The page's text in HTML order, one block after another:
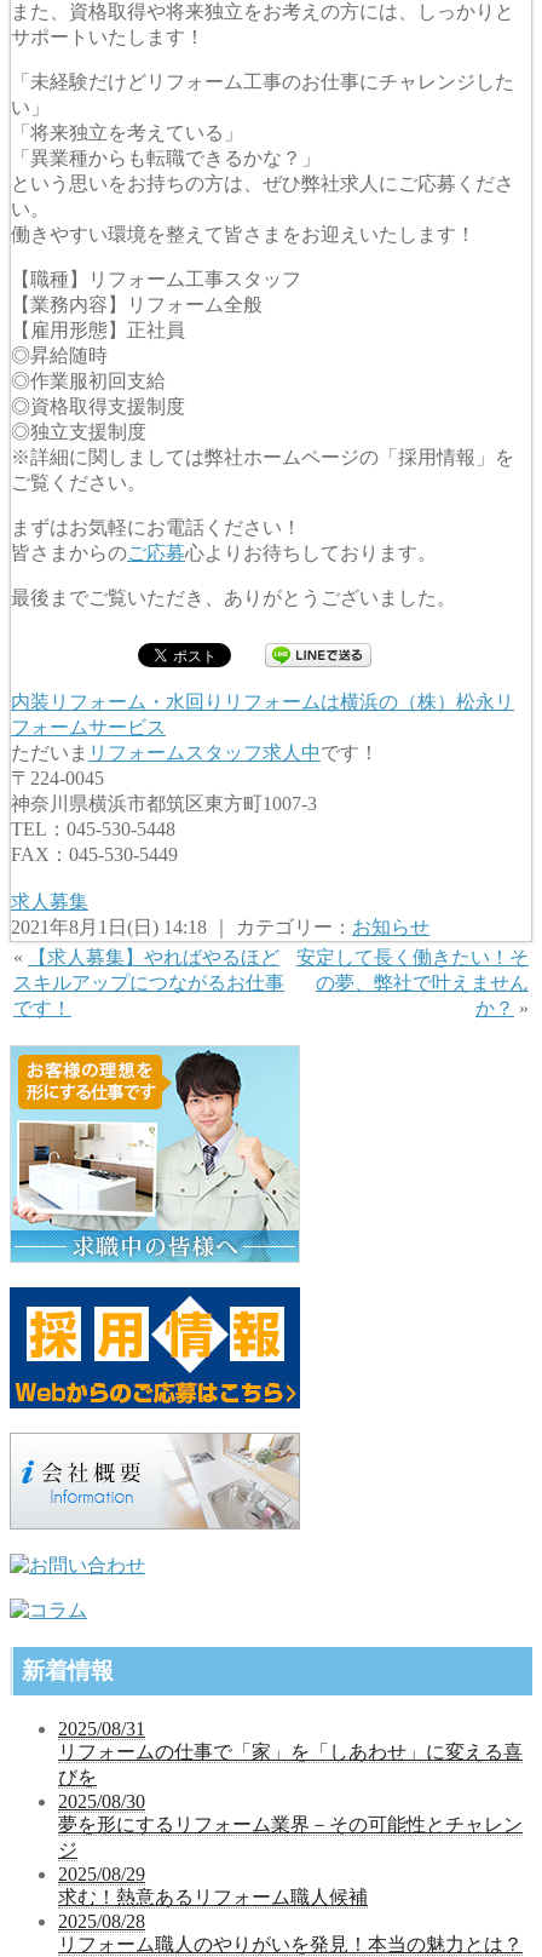
また、資格取得や将来独立をお考えの方には、しっかりと
サポートいたします！
「未経験だけどリフォーム工事のお仕事にチャレンジした
い」
「将来独立を考えている」
「異業種からも転職できるかな？」
という思いをお持ちの方は、ぜひ弊社求人にご応募くださ
い。
働きやすい環境を整えて皆さまをお迎えいたします！
【職種】リフォーム工事スタッフ
【業務内容】リフォーム全般
【雇用形態】正社員
◎昇給随時
◎作業服初回支給
◎資格取得支援制度
◎独立支援制度
※詳細に関しましては弊社ホームページの「採用情報」を
ご覧ください。
まずはお気軽にお電話ください！
皆さまからのご応募心よりお待ちしております。
最後までご覧いただき、ありがとうございました。
内装リフォーム・水回りリフォームは横浜の（株）松永リ
フォームサービス
ただいま リフォームスタッフ求人中です！
〒224-0045
神奈川県横浜市都筑区東方町1007-3
TEL：045-530-5448
FAX：045-530-5449
求人募集
2021年8月1日(日) 14:18 ｜ カテゴリー： お知らせ
«
【求人募集】やればやるほど
スキルアップにつながるお仕事
です！
安定して長く働きたい！そ
の夢、弊社で叶えません
か？ »
新着情報
2025/08/31
リフォームの仕事で「家」を「しあわせ」に変える喜
びを
2025/08/30
夢を形にするリフォーム業界－その可能性とチャレン
ジ
2025/08/29
求む！熱意あるリフォーム職人候補
2025/08/28
リフォーム職人のやりがいを発見！本当の魅力とは？